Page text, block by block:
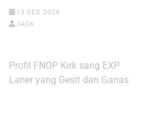
13 DES 2024
JACK
Navigasi
pos
Profil FNOP Kirk sang EXP
Laner yang Gesit dan Ganas